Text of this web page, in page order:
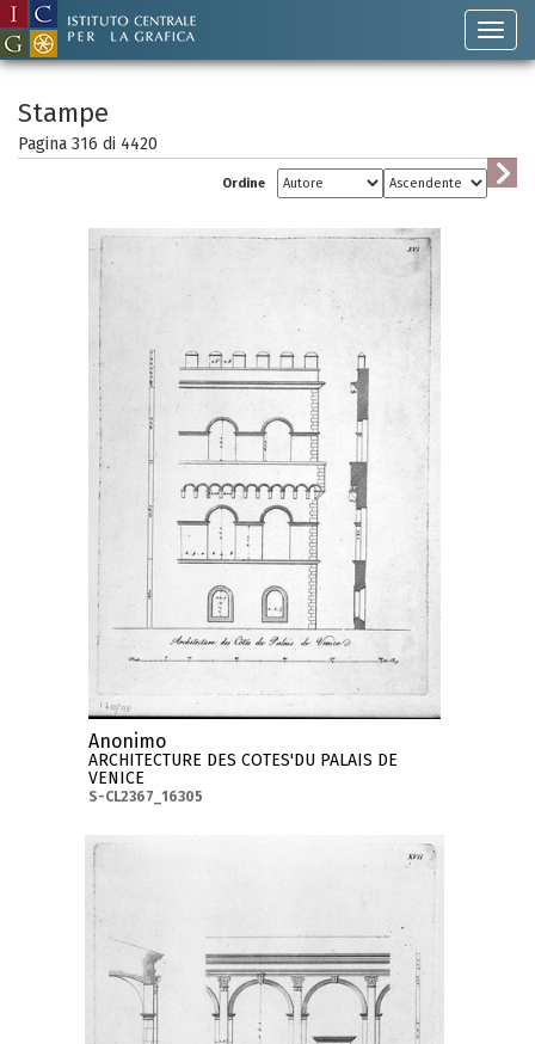
Stampe
Pagina 316 di 4420
Ordine
Anonimo
ARCHITECTURE DES COTES'DU PALAIS DE
VENICE
S-CL2367_16305